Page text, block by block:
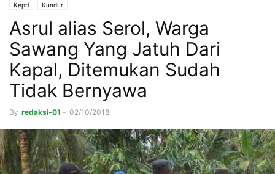
Kepri Kundur
Asrul alias Serol, Warga
Sawang Yang Jatuh Dari
Kapal, Ditemukan Sudah
Tidak Bernyawa
By redaksi-01 - 02/10/2018